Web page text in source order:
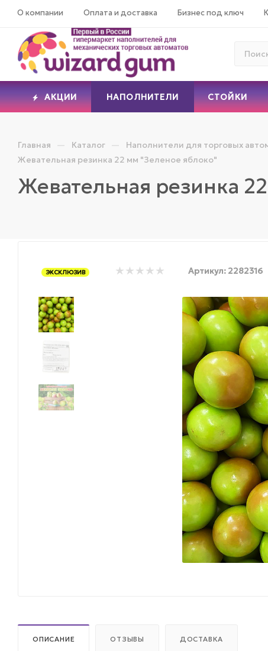
О компании Оплата и доставка Бизнес под ключ
АКЦИИ НАПОЛНИТЕЛИ СТОЙКИ
Главная — Каталог — Наполнители для торговых
Жевательная резинка 22 мм "Зеленое яблоко"
Жевательная резинка
ЭКСКЛЮЗИВ Артикул: 2282316
ОПИСАНИЕ ОТЗЫВЫ ДОСТАВКА